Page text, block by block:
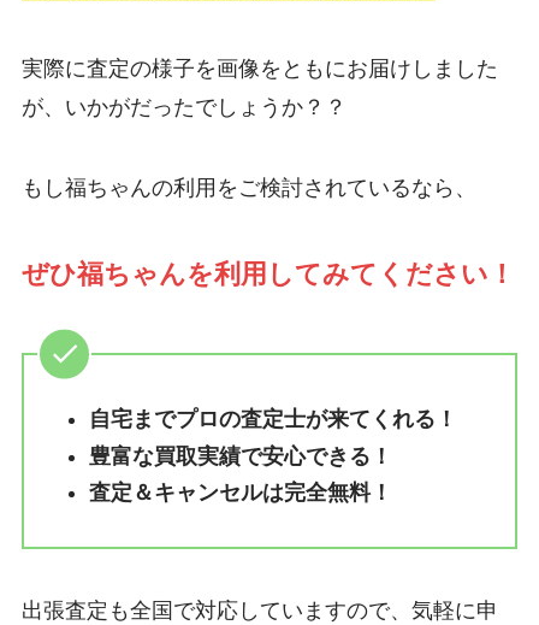
実際に査定の様子を画像をともにお届けしました
が、いかがだったでしょうか？？
もし福ちゃんの利用をご検討されているなら、
ぜひ福ちゃんを利用してみてください！
自宅までプロの査定士が来てくれる！
豊富な買取実績で安心できる！
査定＆キャンセルは完全無料！
出張査定も全国で対応していますので、気軽に申